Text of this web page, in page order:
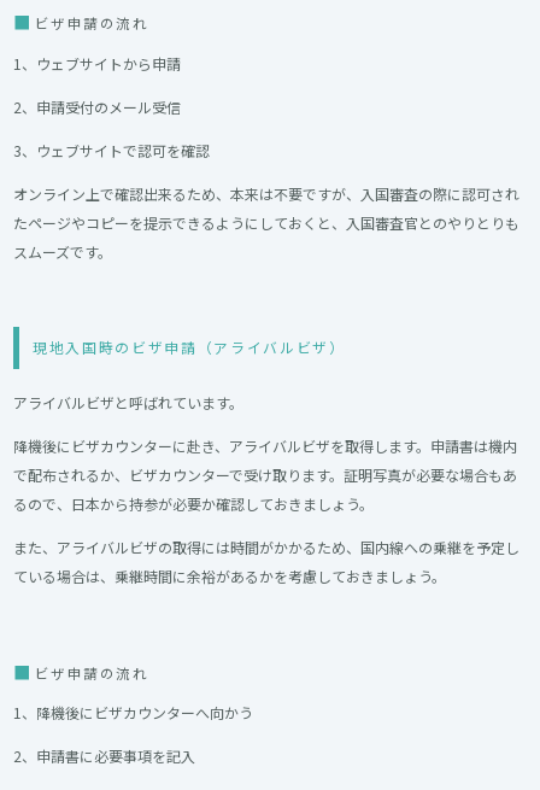
ビザ申請の流れ
1、ウェブサイトから申請
2、申請受付のメール受信
3、ウェブサイトで認可を確認
オンライン上で確認出来るため、本来は不要ですが、入国審査の際に認可され
たページやコピーを提示できるようにしておくと、入国審査官とのやりとりも
スムーズです。
現地入国時のビザ申請（アライバルビザ）
アライバルビザと呼ばれています。
降機後にビザカウンターに赴き、アライバルビザを取得します。申請書は機内
で配布されるか、ビザカウンターで受け取ります。証明写真が必要な場合もあ
るので、日本から持参が必要か確認しておきましょう。
また、アライバルビザの取得には時間がかかるため、国内線への乗継を予定し
ている場合は、乗継時間に余裕があるかを考慮しておきましょう。
ビザ申請の流れ
1、降機後にビザカウンターへ向かう
2、申請書に必要事項を記入